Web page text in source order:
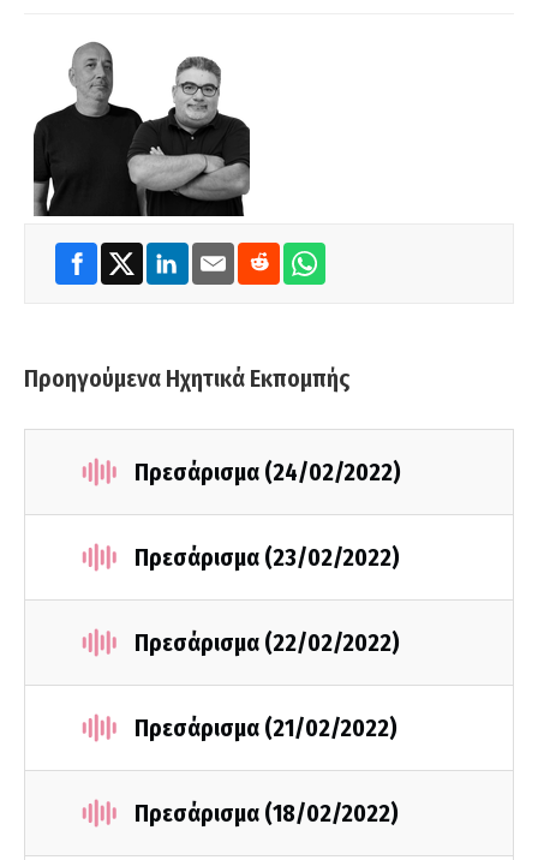
Προηγούμενα Ηχητικά Εκπομπής
Πρεσάρισμα (24/02/2022)
Πρεσάρισμα (23/02/2022)
Πρεσάρισμα (22/02/2022)
Πρεσάρισμα (21/02/2022)
Πρεσάρισμα (18/02/2022)